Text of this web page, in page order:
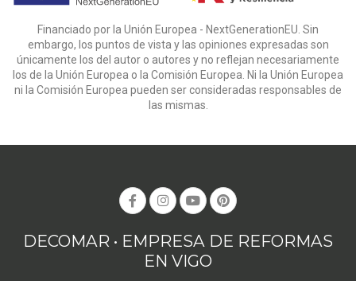
Financiado por la Unión Europea - NextGenerationEU. Sin
embargo, los puntos de vista y las opiniones expresadas son
únicamente los del autor o autores y no reflejan necesariamente
los de la Unión Europea o la Comisión Europea. Ni la Unión Europea
ni la Comisión Europea pueden ser consideradas responsables de
las mismas.
DECOMAR • EMPRESA DE REFORMAS
EN VIGO